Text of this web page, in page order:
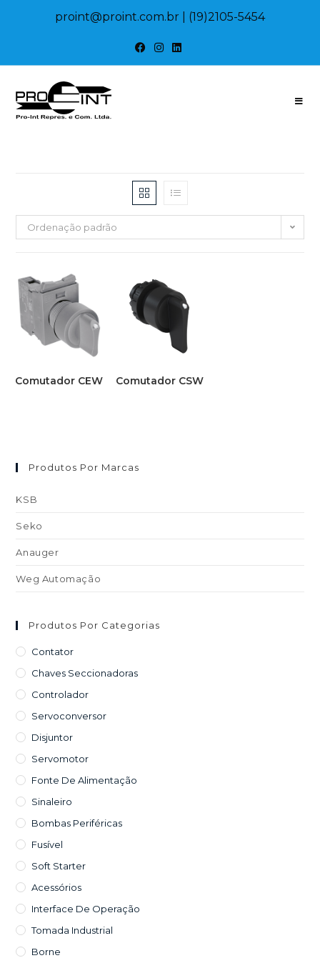
proint@proint.com.br | (19)2105-5454
Ordenação padrão
Comutador CEW Comutador CSW
Produtos Por Marcas
KSB
Seko
Anauger
Weg Automação
Produtos Por Categorias
Contator
Chaves Seccionadoras
Controlador
Servoconversor
Disjuntor
Servomotor
Fonte De Alimentação
Sinaleiro
Bombas Periféricas
Fusível
Soft Starter
Acessórios
Interface De Operação
Tomada Industrial
Borne